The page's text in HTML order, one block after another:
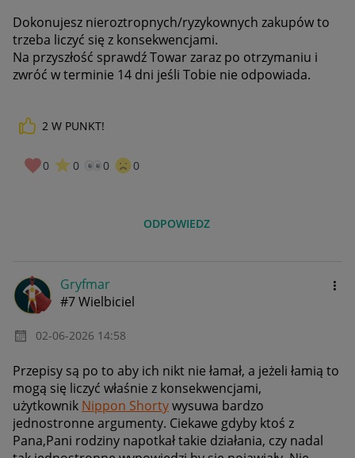
Dokonujesz nieroztropnych/ryzykownych zakupów to
trzeba liczyć się z konsekwencjami.
Na przyszłość sprawdź Towar zaraz po otrzymaniu i
zwróć w terminie 14 dni jeśli Tobie nie odpowiada.
2 W PUNKT!
0 0 0 0
ODPOWIEDZ
Gryfmar
#7 Wielbiciel
‎02-06-2026 14:58
Przepisy są po to aby ich nikt nie łamał, a jeżeli łamią to
mogą się liczyć właśnie z konsekwencjami,
użytkownik Nippon Shortywysuwa bardzo
jednostronne argumenty. Ciekawe gdyby ktoś z
Pana,Pani rodziny napotkał takie działania, czy nadal